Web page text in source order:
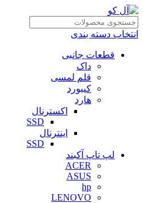
انتخاب دسته بندی
قطعات جانبی
داک
قلم لمسی
کیبورد
هارد
اکسترنال
SSD
اینترنال
SSD
لپ تاپ آکبند
ACER
ASUS
hp
LENOVO